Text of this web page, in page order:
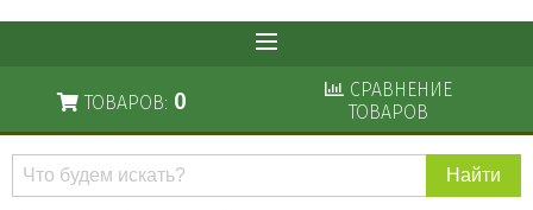
ТОВАРОВ: 0
СРАВНЕНИЕ
ТОВАРОВ
Поиск
каталогу